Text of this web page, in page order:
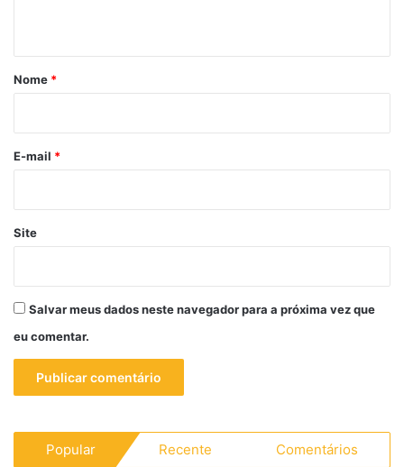
r
*
Nome *
E-mail *
Site
Salvar meus dados neste navegador para a próxima vez que
eu comentar.
Popular Recente Comentários